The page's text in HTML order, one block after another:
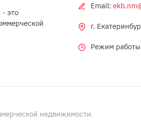
это
Email:
г.
Режим
недвижимости.